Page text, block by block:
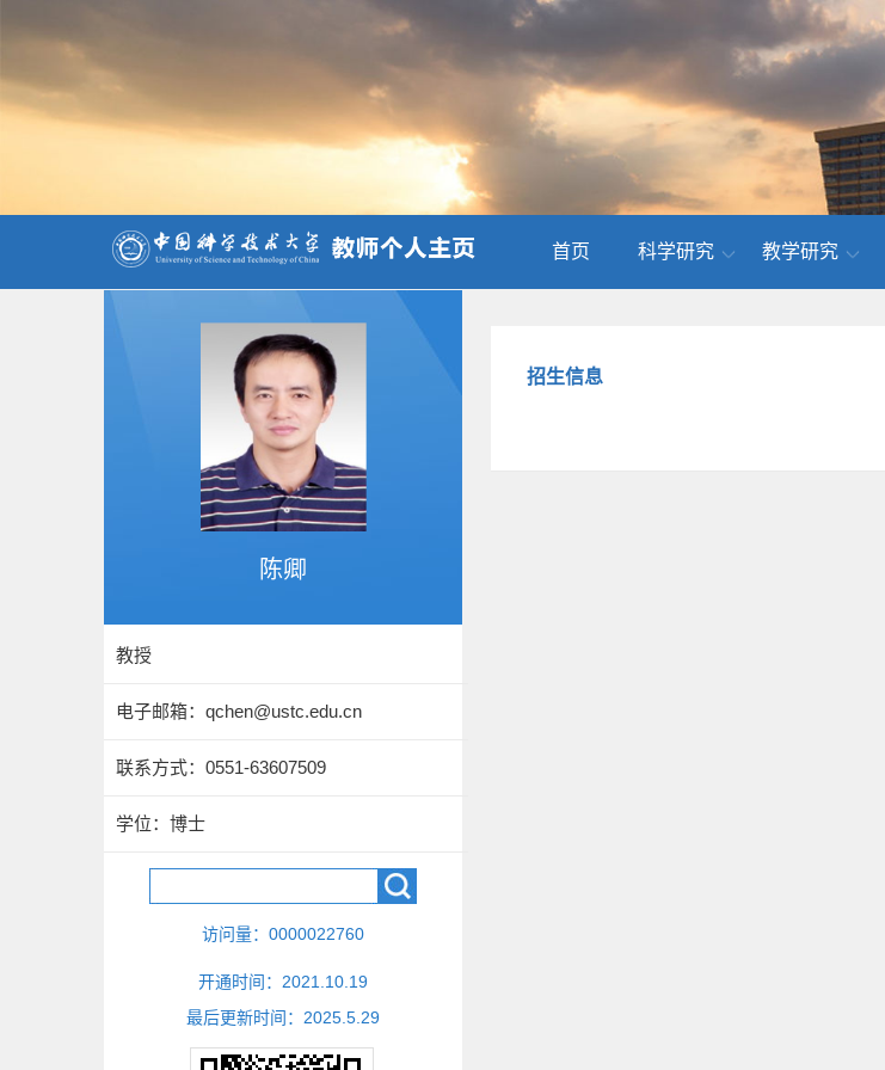
首页 科学研究 教学研究
陈卿
教授
电子邮箱： qchen@ustc.edu.cn
联系方式：0551-63607509
学位：博士
访问量： 0000022760
开通时间： 2021 10 19
最后更新时间： 2025 5 29
招生信息